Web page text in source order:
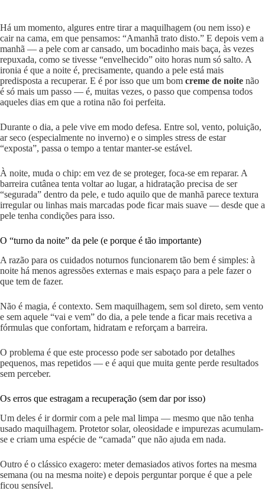
Há um momento, algures entre tirar a maquilhagem (ou nem isso) e
cair na cama, em que pensamos: “Amanhã trato disto.” E depois vem a
manhã — a pele com ar cansado, um bocadinho mais baça, às vezes
repuxada, como se tivesse “envelhecido” oito horas num só salto. A
ironia é que a noite é, precisamente, quando a pele está mais
predisposta a recuperar. E é por isso que um bom creme de noite não
é só mais um passo — é, muitas vezes, o passo que compensa todos
aqueles dias em que a rotina não foi perfeita.
Durante o dia, a pele vive em modo defesa. Entre sol, vento, poluição,
ar seco (especialmente no inverno) e o simples stress de estar
“exposta”, passa o tempo a tentar manter-se estável.
À noite, muda o chip: em vez de se proteger, foca-se em reparar. A
barreira cutânea tenta voltar ao lugar, a hidratação precisa de ser
“segurada” dentro da pele, e tudo aquilo que de manhã parece textura
irregular ou linhas mais marcadas pode ficar mais suave — desde que a
pele tenha condições para isso.
O “turno da noite” da pele (e porque é tão importante)
A razão para os cuidados noturnos funcionarem tão bem é simples: à
noite há menos agressões externas e mais espaço para a pele fazer o
que tem de fazer.
Não é magia, é contexto. Sem maquilhagem, sem sol direto, sem vento
e sem aquele “vai e vem” do dia, a pele tende a ficar mais recetiva a
fórmulas que confortam, hidratam e reforçam a barreira.
O problema é que este processo pode ser sabotado por detalhes
pequenos, mas repetidos — e é aqui que muita gente perde resultados
sem perceber.
Os erros que estragam a recuperação (sem dar por isso)
Um deles é ir dormir com a pele mal limpa — mesmo que não tenha
usado maquilhagem. Protetor solar, oleosidade e impurezas acumulam-
se e criam uma espécie de “camada” que não ajuda em nada.
Outro é o clássico exagero: meter demasiados ativos fortes na mesma
semana (ou na mesma noite) e depois perguntar porque é que a pele
ficou sensível.